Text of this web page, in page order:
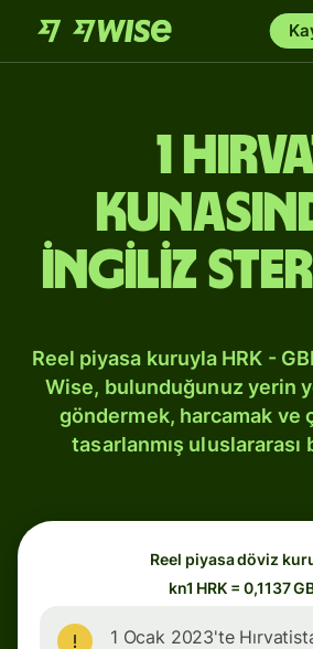
1
İngiliz
Reel piyasa kuruyla HRK -
Wise, bulunduğunuz yerin
göndermek, harcamak ve
tasarlanmış uluslararası
Reel piyasa döviz
kn1 HRK = 0,1137
1 Ocak 2023'te